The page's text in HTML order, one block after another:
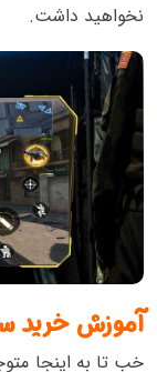
نخواهید داشت.
آموزش خرید
خب تا به اینجا